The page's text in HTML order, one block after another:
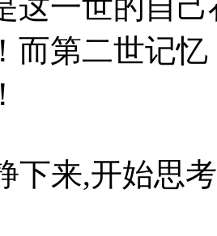
而第二世记
来,开始思